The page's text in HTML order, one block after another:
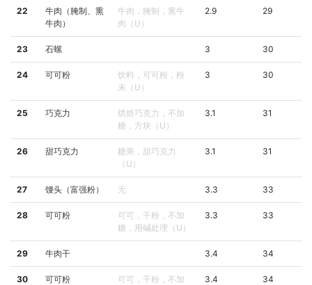
22
牛肉（腌制、熏
牛肉）
牛肉，腌制，熏牛
肉（U）
2.9 29
23 石螺 3 30
24 可可粉
饮料，可可粉，粉
末（U）
3 30
25 巧克力
烘焙巧克力，不加
糖，方块（U）
3.1 31
26 甜巧克力
糖果，甜巧克力
（U）
3.1 31
27 馒头（富强粉） 无 3.3 33
28 可可粉
可可，干粉，不加
糖，用碱处理（U）
3.3 33
29 牛肉干 3.4 34
30 可可粉
可可，干粉，不加
3.4 34